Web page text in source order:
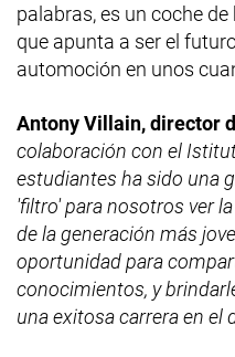
palabras, es un coche
que apunta a ser el
automoción en unos
Antony Villain, director
colaboración con el
estudiantes ha sido una
'filtro' para nosotros ver
de la generación más
oportunidad para
conocimientos, y
una exitosa carrera en el